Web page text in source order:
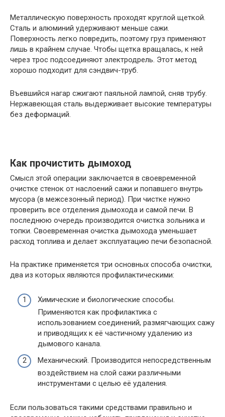
Металлическую поверхность проходят круглой щеткой.
Сталь и алюминий удерживают меньше сажи.
Поверхность легко повредить, поэтому груз применяют
лишь в крайнем случае. Чтобы щетка вращалась, к ней
через трос подсоединяют электродрель. Этот метод
хорошо подходит для сэндвич-труб.
Въевшийся нагар сжигают паяльной лампой, сняв трубу.
Нержавеющая сталь выдерживает высокие температуры
без деформаций.
Как прочистить дымоход
Смысл этой операции заключается в своевременной
очистке стенок от наслоений сажи и попавшего внутрь
мусора (в межсезонный период). При чистке нужно
проверить все отделения дымохода и самой печи. В
последнюю очередь производится очистка зольника и
топки. Своевременная очистка дымохода уменьшает
расход топлива и делает эксплуатацию печи безопасной.
На практике применяется три основных способа очистки,
два из которых являются профилактическими:
Химические и биологические способы.
Применяются как профилактика с
использованием соединений, размягчающих сажу
и приводящих к её частичному удалению из
дымового канала.
Механический. Производится непосредственным
воздействием на слой сажи различными
инструментами с целью её удаления.
Если пользоваться такими средствами правильно и